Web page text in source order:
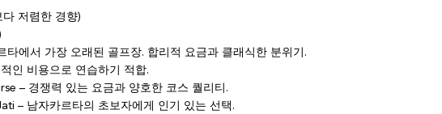
저렴한 경향)
에서 가장 오래된 골프장. 합리적 요금과 클래식한 분위기.
인 비용으로 연습하기 적합.
– 경쟁력 있는 요금과 양호한 코스 퀄리티.
– 남자카르타의 초보자에게 인기 있는 선택.